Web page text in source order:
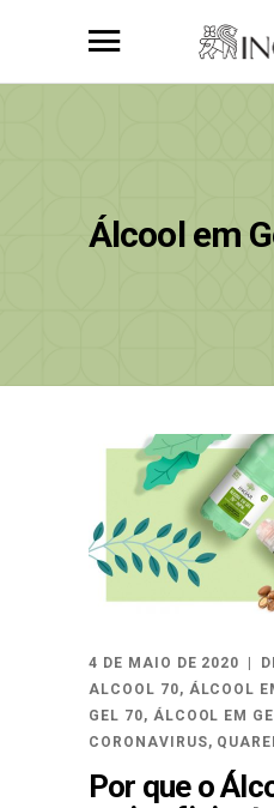
Álcool em
4 DE MAIO DE 2020
ALCOOL 70, ÁLCOOL
GEL 70, ÁLCOOL EM
CORONAVIRUS,
Por que o